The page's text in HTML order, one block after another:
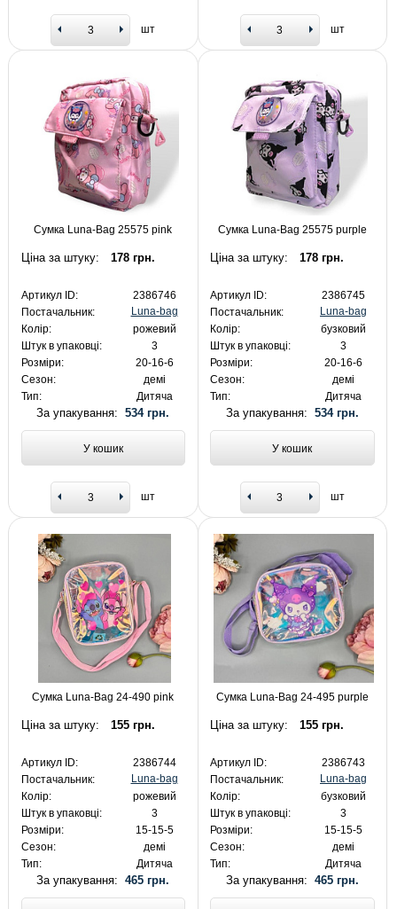
шт шт
Сумка Luna-Bag 25575 pink
Ціна за штуку: 178 грн.
Артикул ID:
2386746
Постачальник:
Luna-bag
Колір:
рожевий
Штук в упаковці:
3
Розміри:
20-16-6
Сезон:
демі
Тип:
Дитяча
За упакування:534 грн.
У кошик
шт
Сумка Luna-Bag 25575 purple
Ціна за штуку: 178 грн.
Артикул ID:
2386745
Постачальник:
Luna-bag
Колір:
бузковий
Штук в упаковці:
3
Розміри:
20-16-6
Сезон:
демі
Тип:
Дитяча
За упакування: 534 грн.
У кошик
шт
Сумка Luna-Bag 24-490 pink
Ціна за штуку: 155 грн.
Артикул ID:
2386744
Постачальник:
Luna-bag
Колір:
рожевий
Штук в упаковці:
3
Розміри:
15-15-5
Сезон:
демі
Тип:
Дитяча
За упакування:465 грн.
Сумка Luna-Bag 24-495 purple
Ціна за штуку: 155 грн.
Артикул ID:
2386743
Постачальник:
Luna-bag
Колір:
бузковий
Штук в упаковці:
3
Розміри:
15-15-5
Сезон:
демі
Тип:
Дитяча
За упакування: 465 грн.